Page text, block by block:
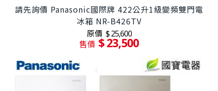
請先詢價 Panasonic國際牌 422公升1級變頻雙門電
冰箱 NR-B426TV
原價 $ 25,600
售價 $ 23,500